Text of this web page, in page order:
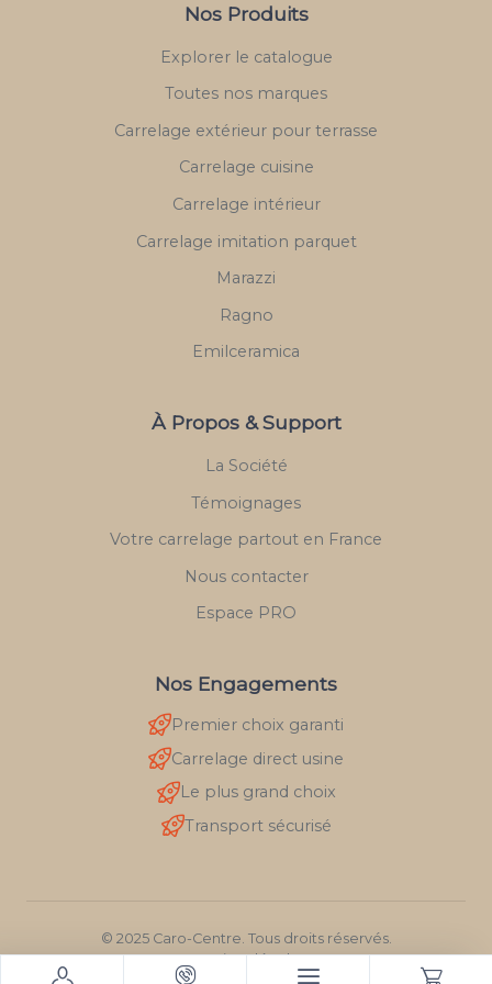
Nos Produits
Explorer le catalogue
Toutes nos marques
Carrelage extérieur pour terrasse
Carrelage cuisine
Carrelage intérieur
Carrelage imitation parquet
Marazzi
Ragno
Emilceramica
À Propos & Support
La Société
Témoignages
Votre carrelage partout en France
Nous contacter
Espace PRO
Nos Engagements
Premier choix garanti
Carrelage direct usine
Le plus grand choix
Transport sécurisé
© 2025 Caro-Centre. Tous droits réservés.
Mentions légales